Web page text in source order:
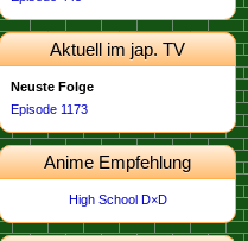
Aktuell im jap. TV
Neuste Folge
Episode 1173
Anime Empfehlung
High School D×D